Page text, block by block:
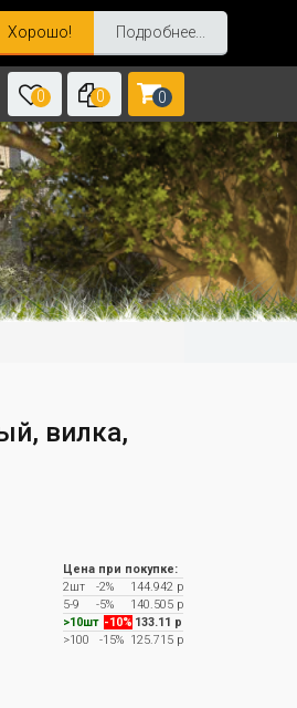
Хорошо! Подробнее...
0 0 0
вилка,
Цена при покупке:
2шт
-2%
144.942 р
5-9
-5%
140.505 р
>10шт -10% 133.11 р
>100
-15%125.715 р